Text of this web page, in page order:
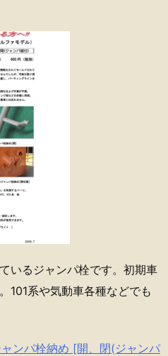
いるジャンパ栓です。初期車
101系や気動車各種などでも
ンパ栓納め [開、閉(ジャンパ